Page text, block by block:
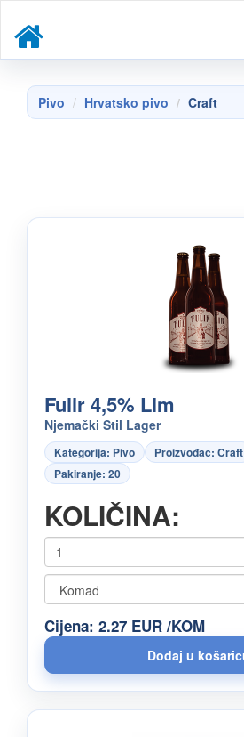
Pivo Hrvatsko pivo Craft
Fulir 4,5% Lim
Njemački Stil Lager
Kategorija: Pivo Proizvođač: Craft
Pakiranje: 20
KOLIČINA:
Cijena: 2.27 EUR /KOM